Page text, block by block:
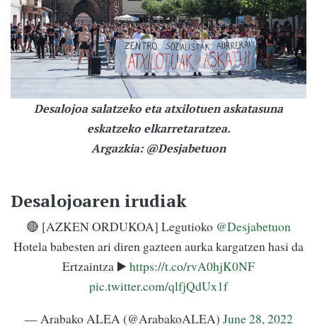
Desalojoa salatzeko eta atxilotuen askatasuna
eskatzeko elkarretaratzea.
Argazkia: @Desjabetuon
Desalojoaren irudiak
🔴 [AZKEN ORDUKOA] Legutioko @Desjabetuon
Hotela babesten ari diren gazteen aurka kargatzen hasi da
Ertzaintza ▶️ https://t.co/rvA0hjK0NF
pic.twitter.com/qlfjQdUx1f
— Arabako ALEA (@ArabakoALEA) June 28, 2022